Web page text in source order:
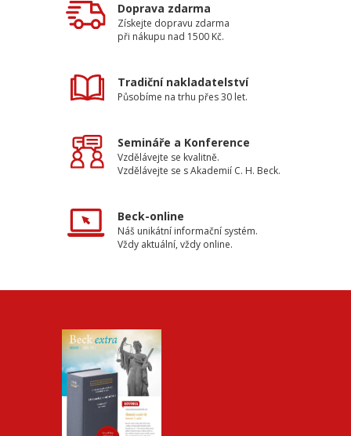
Doprava zdarma
Získejte dopravu zdarma
při nákupu nad 1500 Kč.
Tradiční nakladatelství
Působíme na trhu přes 30 let.
Semináře a Konference
Vzdělávejte se kvalitně.
Vzdělávejte se s Akademií C. H. Beck.
Beck-online
Náš unikátní informační systém.
Vždy aktuální, vždy online.